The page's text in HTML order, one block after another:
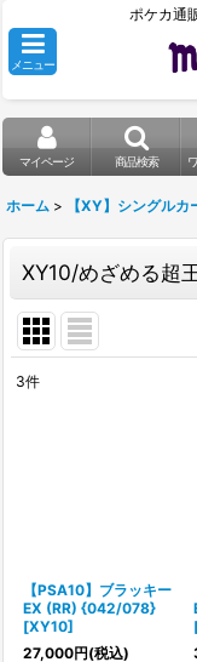
ポケカ通
メニュー
マイページ 商品検索
ホーム > 【XY】シングルカ
XY10/めざめる超
3件
【PSA10】ブラッキー
EX (RR) {042/078}
[XY10]
27,000円(税込)